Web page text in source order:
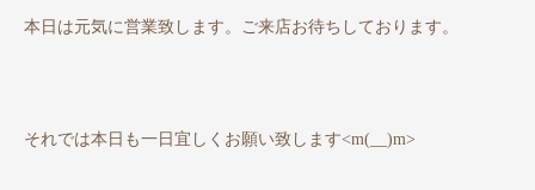
本日は元気に営業致します。ご来店お待ちしております。
それでは本日も一日宜しくお願い致します<m(__)m>